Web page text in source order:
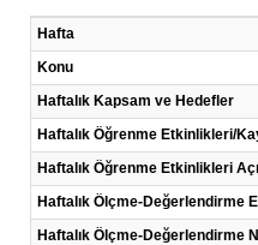
Hafta
Konu
Haftalık Kapsam ve Hedefler
Haftalık Öğrenme Etkinlikleri/
Haftalık Öğrenme Etkinlikleri
Haftalık Ölçme-Değerlendirme
Haftalık Ölçme-Değerlendirme